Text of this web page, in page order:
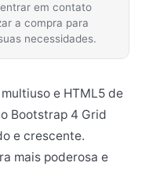
em contato
a compra para
necessidades.
e HTML5 de
Bootstrap 4 Grid
e crescente.
mais poderosa e